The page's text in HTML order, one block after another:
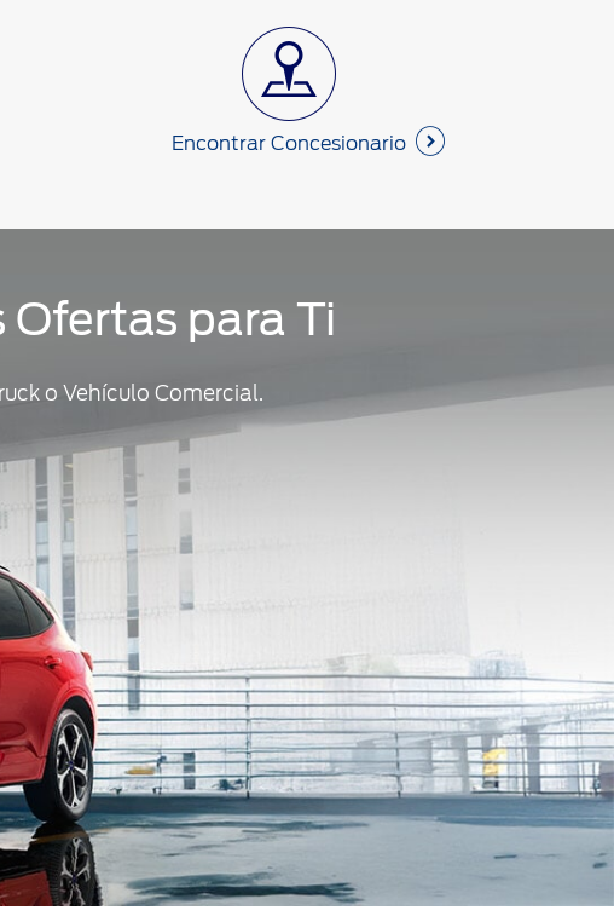
Encontrar Concesionario
Ofertas para Ti
o Vehículo Comercial.